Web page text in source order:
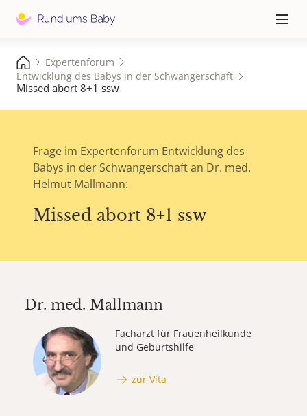
≡
Expertenforum
Entwicklung des Babys in der Schwangerschaft
Missed abort 8+1 ssw
Frage im Expertenforum Entwicklung des
Babys in der Schwangerschaft an Dr. med.
Helmut Mallmann:
Missed abort 8+1 ssw
Dr. med. Mallmann
Facharzt für Frauenheilkunde
und Geburtshilfe
zur Vita